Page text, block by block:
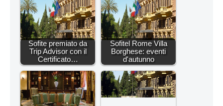
Sofite premiato da
Trip Advisor con il
Certificato…
Sofitel Rome Villa
Borghese: eventi
d'autunno